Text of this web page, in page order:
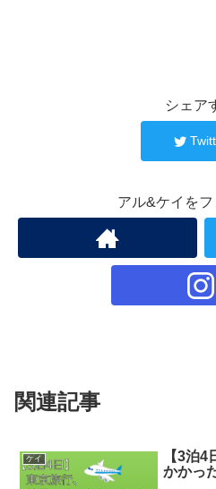
シェア
アル&ケイを
関連記事
ケイ
【3泊
かかっ